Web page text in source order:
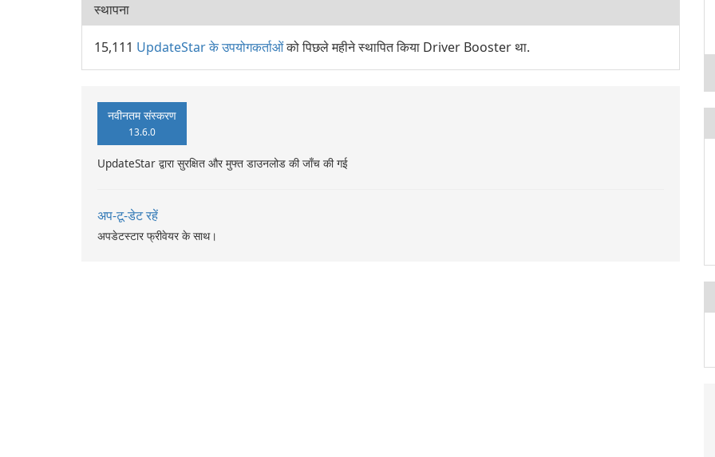
स्थापना
15,111 UpdateStar के उपयोगकर्ताओंको पिछले महीने स्थापित किया Driver Booster था.
नवीनतम संस्करण
13.6.0
UpdateStar द्वारा सुरक्षित और मुफ्त डाउनलोड की जाँच की गई
अप-टू-डेट रहें
अपडेटस्टार फ्रीवेयर के साथ।